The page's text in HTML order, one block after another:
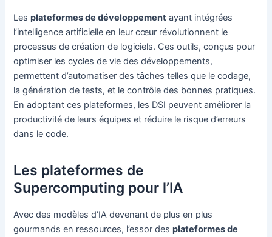
Lesplateformes de développement ayant intégrées
l’intelligence artificielle en leur cœur révolutionnent le
processus de création de logiciels. Ces outils, conçus pour
optimiser les cycles de vie des développements,
permettent d’automatiser des tâches telles que le codage,
la génération de tests, et le contrôle des bonnes pratiques.
En adoptant ces plateformes, les DSI peuvent améliorer la
productivité de leurs équipes et réduire le risque d’erreurs
dans le code.
Les plateformes de
Supercomputing pour l’IA
Avec des modèles d’IA devenant de plus en plus
gourmands en ressources, l’essor desplateformes de